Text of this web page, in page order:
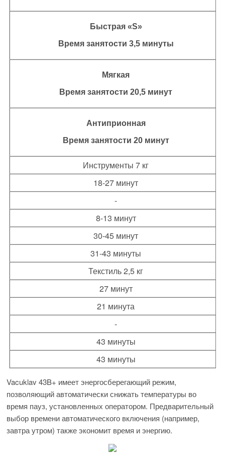
Быстрая «S»
Время занятости 3,5 минуты
Мягкая
Время занятости 20,5 минут
Антиприонная
Время занятости 20 минут
Инструменты 7 кг
18-27 минут
-
8-13 минут
30-45 минут
31-43 минуты
Текстиль 2,5 кг
27 минут
21 минута
-
43 минуты
43 минуты
Vacuklav 43B+ имеет энергосберегающий режим,
позволяющий автоматически снижать температуры во
время пауз, установленных оператором. Предварительный
выбор времени автоматического включения (например,
завтра утром) также экономит время и энергию.